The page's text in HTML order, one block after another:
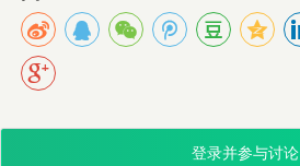
登录并参与讨论